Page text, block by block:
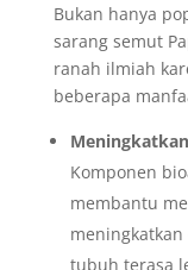
Bukan hanya
sarang semut
ranah ilmiah
beberapa
Komponen
membantu
tubuh terasa